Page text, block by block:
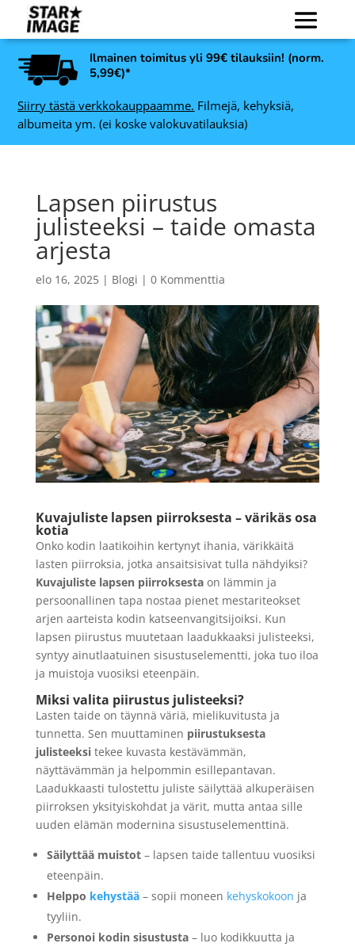
Ilmainen toimitus yli 99€ tilauksiin! (norm.
5,99€)*
Siirry tästä verkkokauppaamme. Filmejä, kehyksiä,
albumeita ym. (ei koske valokuvatilauksia)
Lapsen piirustus
julisteeksi – taide omasta
arjesta
elo 16, 2025| Blogi | 0 Kommenttia
Kuvajuliste lapsen piirroksesta – värikäs osa
kotia
Onko kodin laatikoihin kertynyt ihania, värikkäitä
lasten piirroksia, jotka ansaitsisivat tulla nähdyiksi?
Kuvajuliste lapsen piirroksestaon lämmin ja
persoonallinen tapa nostaa pienet mestariteokset
arjen aarteista kodin katseenvangitsijoiksi. Kun
lapsen piirustus muutetaan laadukkaaksi julisteeksi,
syntyy ainutlaatuinen sisustuselementti, joka tuo iloa
ja muistoja vuosiksi eteenpäin.
Miksi valita piirustus julisteeksi?
Lasten taide on täynnä väriä, mielikuvitusta ja
tunnetta. Sen muuttaminen piirustuksesta
julisteeksitekee kuvasta kestävämmän,
näyttävämmän ja helpommin esillepantavan.
Laadukkaasti tulostettu juliste säilyttää alkuperäisen
piirroksen yksityiskohdat ja värit, mutta antaa sille
uuden elämän modernina sisustuselementtinä.
Säilyttää muistot– lapsen taide tallentuu vuosiksi
eteenpäin.
Helppo kehystää– sopii moneen kehyskokoon ja
tyyliin.
Personoi kodin sisustusta– luo kodikkuutta ja
ADOX ADOSTOP ECO
keskeyte 500 ml
10,90
+ LISÄÄ